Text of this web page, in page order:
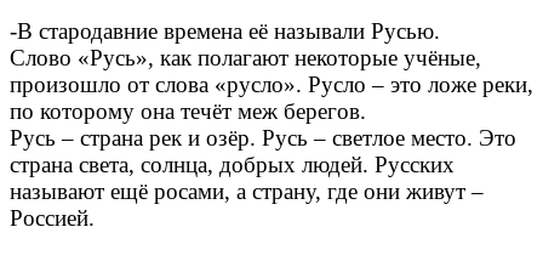
-В стародавние времена её называли Русью.
Слово «Русь», как полагают некоторые учёные,
произошло от слова «русло». Русло – это ложе реки,
по которому она течёт меж берегов.
Русь – страна рек и озёр. Русь – светлое место. Это
страна света, солнца, добрых людей. Русских
называют ещё росами, а страну, где они живут –
Россией.